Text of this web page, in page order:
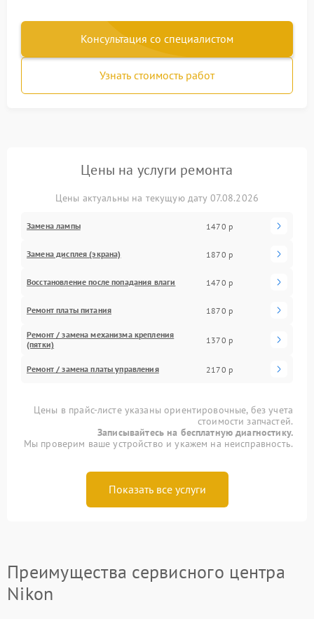
Консультация со специалистом
Узнать стоимость работ
Цены на услуги ремонта
Цены актуальны на текущую дату 07.08.2026
Замена лампы 1470 р
Замена дисплея (экрана) 1870 р
Восстановление после попадания влаги 1470 р
Ремонт платы питания 1870 р
Ремонт / замена механизма крепления
(пятки)
1370 р
Ремонт / замена платы управления 2170 р
Цены в прайс-листе указаны ориентировочные, без учета
стоимости запчастей.
Записывайтесь на бесплатную диагностику.
Мы проверим ваше устройство и укажем на неисправность.
Показать все услуги
Преимущества сервисного центра
Nikon